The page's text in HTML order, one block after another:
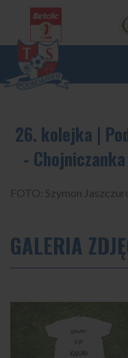
26. kolejka |
-
FOTO: Szymon
GALERIA